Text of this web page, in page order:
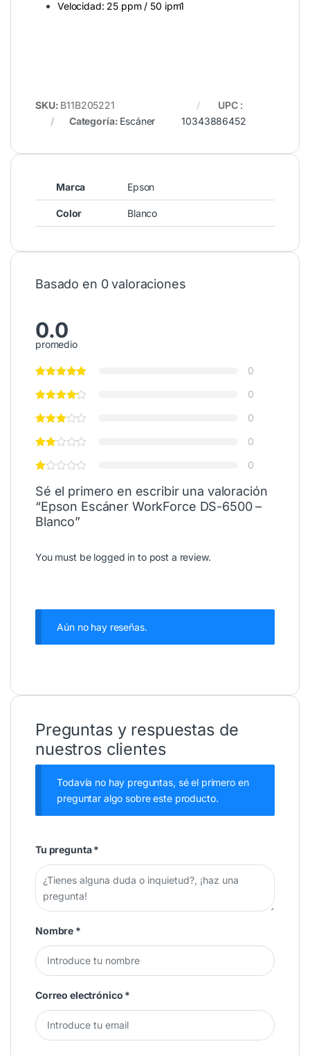
Velocidad: 25 ppm / 50 ipm1
SKU: B11B205221
Categoría: Escáner
UPC :
10343886452
Marca Epson
Color Blanco
Basado en 0 valoraciones
0.0
promedio
0
0
0
0
0
Sé el primero en escribir una valoración
“Epson Escáner WorkForce DS-6500 –
Blanco”
You must be logged in to post a review.
Aún no hay reseñas.
Preguntas y respuestas de
nuestros clientes
Todavía no hay preguntas, sé el primero en
preguntar algo sobre este producto.
Tu pregunta*
Nombre *
Correo electrónico *